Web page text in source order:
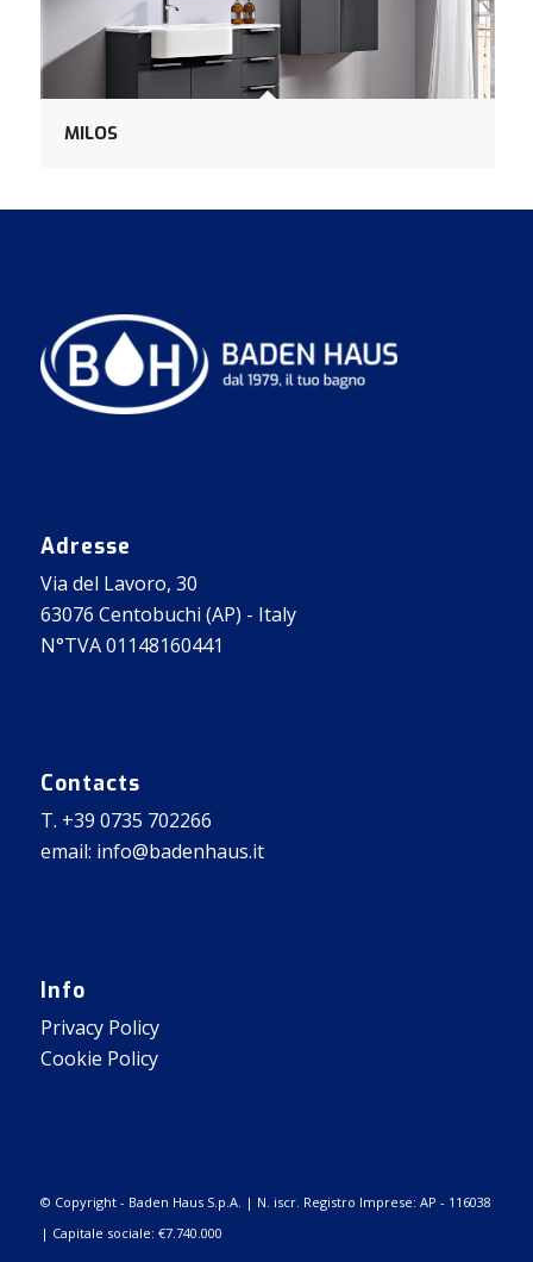
MILOS
Adresse
Via del Lavoro, 30
63076 Centobuchi (AP) - Italy
N°TVA 01148160441
Contacts
T. +39 0735 702266
email: info@badenhaus.it
Info
Privacy Policy
Cookie Policy
© Copyright - Baden Haus S.p.A. | N. iscr. Registro Imprese: AP - 116038
| Capitale sociale: €7.740.000